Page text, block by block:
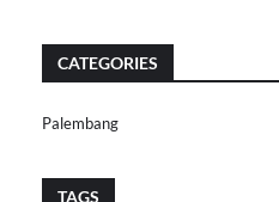
CATEGORIES
Palembang
TAGS